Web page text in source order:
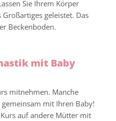
Sie Ihrem Körper
geleistet. Das
Beckenboden.
mit Baby
mitnehmen. Manche
mit Ihren Baby!
auf andere Mütter mit